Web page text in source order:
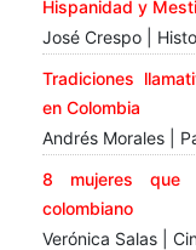
Hispanidad y
José Crespo |
Tradiciones
en Colombia
Andrés Morales |
8 mujeres que
colombiano
Verónica Salas |